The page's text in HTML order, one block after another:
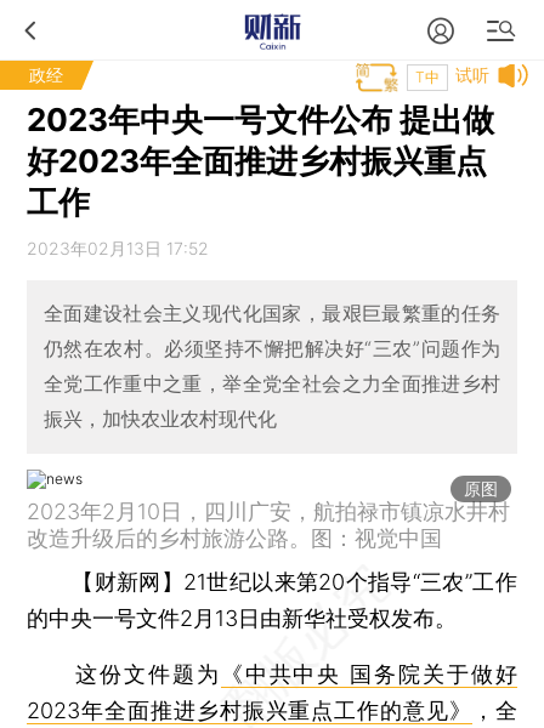
政经 试听
T中
2023年中央一号文件公布 提出做
好2023年全面推进乡村振兴重点
工作
2023年02月13日 17:52
全面建设社会主义现代化国家，最艰巨最繁重的任务
仍然在农村。必须坚持不懈把解决好“三农”问题作为
全党工作重中之重，举全党全社会之力全面推进乡村
振兴，加快农业农村现代化
原图
2023年2月10日，四川广安，航拍禄市镇凉水井村
改造升级后的乡村旅游公路。图：视觉中国
【财新网】 21世纪以来第20个指导“三农”工作
的中央一号文件2月13日由新华社受权发布。
这份文件题为
《中共中央 国务院关于做好
2023年全面推进乡村振兴重点工作的意见》
，全